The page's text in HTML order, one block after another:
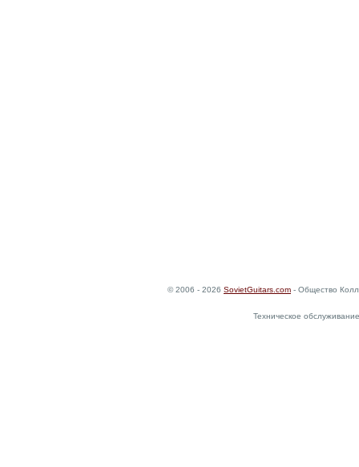
© 2006 - 2026 SovietGuitars.com - Общество
Техническое